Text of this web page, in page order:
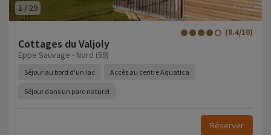
1 / 29
Cottages du Valjoly
(8.4/10)
Eppe Sauvage - Nord (59)
Séjour au bord d'un lac Accès au centre Aquatica
Séjour dans un parc naturel
Réserver